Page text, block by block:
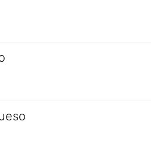
hacia la zona de: